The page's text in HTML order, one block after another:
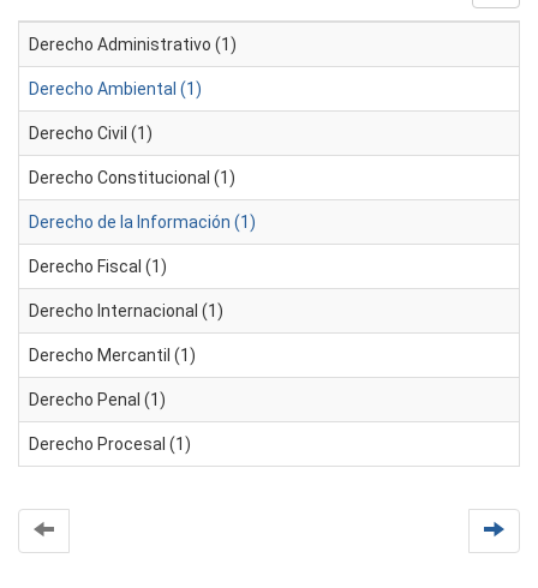
Derecho Administrativo (1)
Derecho Ambiental (1)
Derecho Civil (1)
Derecho Constitucional (1)
Derecho de la Información (1)
Derecho Fiscal (1)
Derecho Internacional (1)
Derecho Mercantil (1)
Derecho Penal (1)
Derecho Procesal (1)